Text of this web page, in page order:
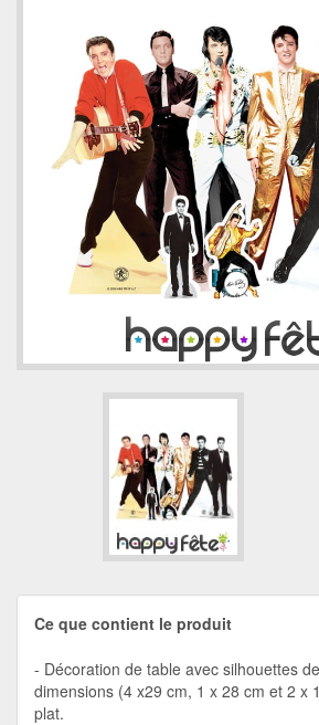
Ce que contient le produit
Décoration de table avec silhouettes
dimensions (4 x29 cm, 1 x 28 cm et 2 x
plat.